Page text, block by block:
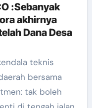
:Sebanyak
akhirnya
Dana Desa
teknis
bersama
tak boleh